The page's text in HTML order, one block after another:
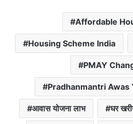
Affordable
Housing Scheme India
PMAY
Pradhanmantri Awas
आवास योजना लाभ घर